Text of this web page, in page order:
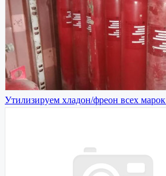
Утилизируем хладон/фреон всех марок